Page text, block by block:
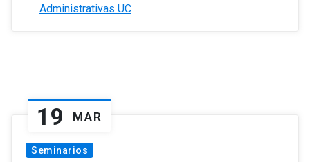
Administrativas UC
19 MAR
Seminarios